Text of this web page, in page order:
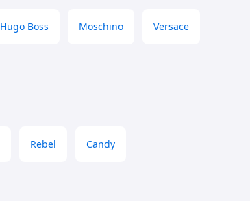
Hugo Boss Moschino Versace
Rebel Candy